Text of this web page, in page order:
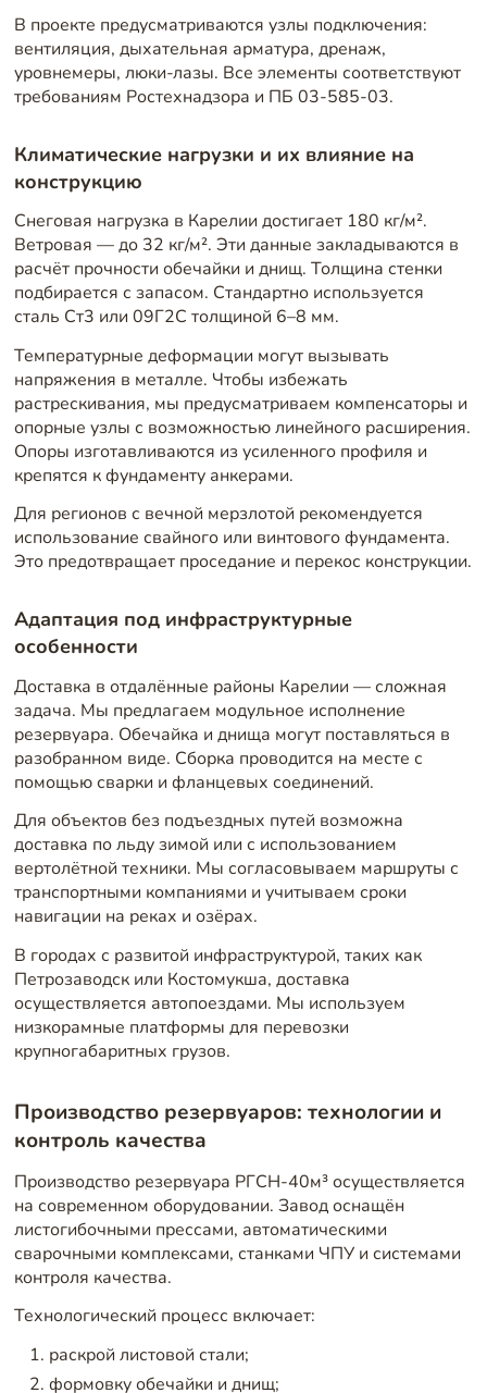
В проекте предусматриваются узлы подключения:
вентиляция, дыхательная арматура, дренаж,
уровнемеры, люки-лазы. Все элементы соответствуют
требованиям Ростехнадзора и ПБ 03-585-03.
Климатические нагрузки и их влияние на
конструкцию
Снеговая нагрузка в Карелии достигает 180 кг/м².
Ветровая — до 32 кг/м². Эти данные закладываются в
расчёт прочности обечайки и днищ. Толщина стенки
подбирается с запасом. Стандартно используется
сталь Ст3 или 09Г2С толщиной 6–8 мм.
Температурные деформации могут вызывать
напряжения в металле. Чтобы избежать
растрескивания, мы предусматриваем компенсаторы и
опорные узлы с возможностью линейного расширения.
Опоры изготавливаются из усиленного профиля и
крепятся к фундаменту анкерами.
Для регионов с вечной мерзлотой рекомендуется
использование свайного или винтового фундамента.
Это предотвращает проседание и перекос конструкции.
Адаптация под инфраструктурные
особенности
Доставка в отдалённые районы Карелии — сложная
задача. Мы предлагаем модульное исполнение
резервуара. Обечайка и днища могут поставляться в
разобранном виде. Сборка проводится на месте с
помощью сварки и фланцевых соединений.
Для объектов без подъездных путей возможна
доставка по льду зимой или с использованием
вертолётной техники. Мы согласовываем маршруты с
транспортными компаниями и учитываем сроки
навигации на реках и озёрах.
В городах с развитой инфраструктурой, таких как
Петрозаводск или Костомукша, доставка
осуществляется автопоездами. Мы используем
низкорамные платформы для перевозки
крупногабаритных грузов.
Производство резервуаров: технологии и
контроль качества
Производство резервуара РГСН-40м³ осуществляется
на современном оборудовании. Завод оснащён
листогибочными прессами, автоматическими
сварочными комплексами, станками ЧПУ и системами
контроля качества.
Технологический процесс включает:
раскрой листовой стали;
формовку обечайки и днищ;